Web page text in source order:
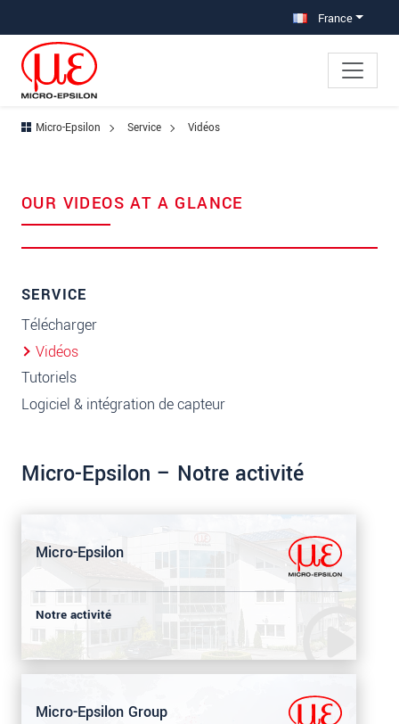
France
Micro-Epsilon Service Vidéos
OUR VIDEOS AT A GLANCE
SERVICE
Télécharger
Vidéos
Tutoriels
Logiciel & intégration de capteur
Micro-Epsilon – Notre activité
Micro-Epsilon
Notre activité
Micro-Epsilon Group